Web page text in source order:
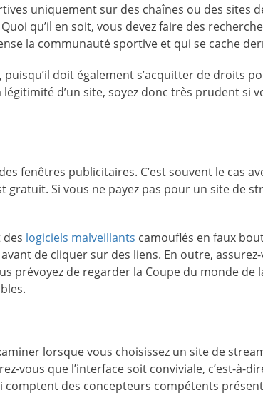
uniquement sur des chaînes ou des sites
qu’il en soit, vous devez faire des
la communauté sportive et qui se cache
doit également s’acquitter de droits
d’un site, soyez donc très prudent si
fenêtres publicitaires. C’est souvent le cas
Si vous ne payez pas pour un site de
logiciels malveillants camouflés en faux
de cliquer sur des liens. En outre,
prévoyez de regarder la Coupe du monde de
lorsque vous choisissez un site de
vous que l’interface soit conviviale, c’est-à-
comptent des concepteurs compétents